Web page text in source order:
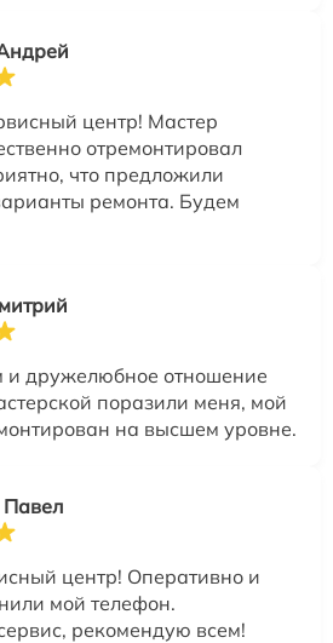
центр! Мастер
отремонтировал
что предложили
ремонта. Будем
и дружелюбное отношение
поразили меня, мой
на высшем уровне.
Павел
центр! Оперативно и
мой телефон.
рекомендую всем!